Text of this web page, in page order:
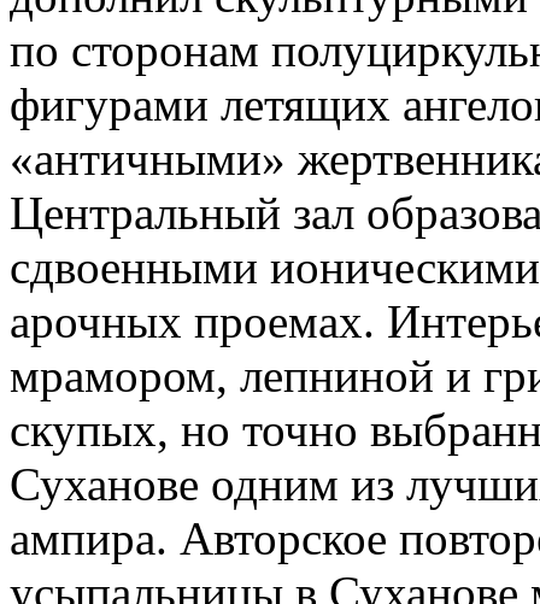
по сторонам
фигурами летящих
«античными»
Центральный зал
сдвоенными
арочных проемах.
мрамором, лепниной и
скупых, но точно
Суханове одним из
ампира. Авторское
усыпальницы в Суханове